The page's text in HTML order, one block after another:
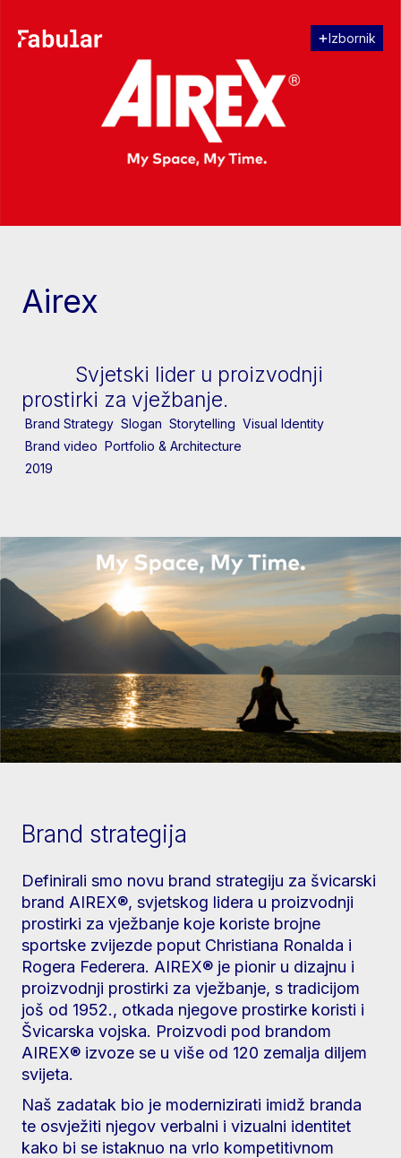
Izbornik
Zatvori
Airex
Svjetski lider u proizvodnji
prostirki za vježbanje.
Brand Strategy Slogan Storytelling Visual Identity
Brand video Portfolio & Architecture
2019
Brand strategija
Definirali smo novu brand strategiju za švicarski
brand AIREX®, svjetskog lidera u proizvodnji
prostirki za vježbanje koje koriste brojne
sportske zvijezde poput Christiana Ronalda i
Rogera Federera. AIREX® je pionir u dizajnu i
proizvodnji prostirki za vježbanje, s tradicijom
još od 1952., otkada njegove prostirke koristi i
Švicarska vojska. Proizvodi pod brandom
AIREX® izvoze se u više od 120 zemalja diljem
svijeta.
Naš zadatak bio je modernizirati imidž branda
te osvježiti njegov verbalni i vizualni identitet
kako bi se istaknuo na vrlo kompetitivnom